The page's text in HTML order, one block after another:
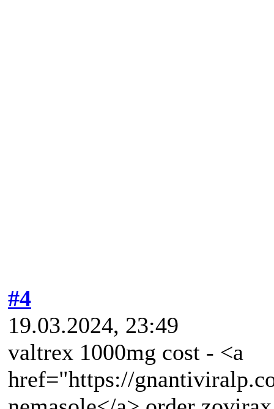
#4
19.03.2024, 23:49
valtrex 1000mg cost - <a
href="https://